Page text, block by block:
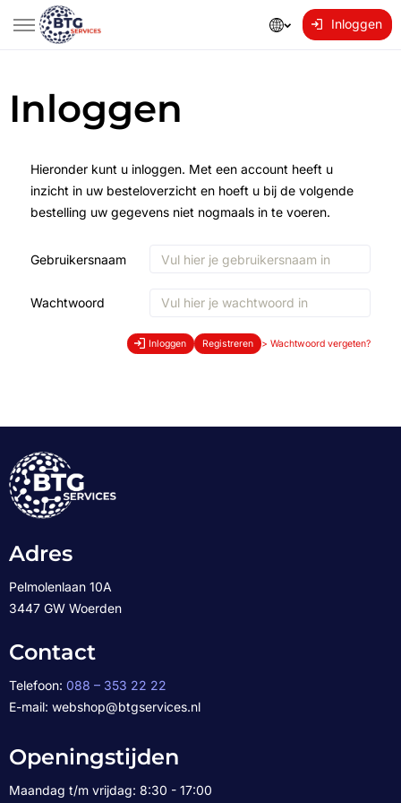
Inloggen
Inloggen
Hieronder kunt u inloggen. Met een account heeft u
inzicht in uw besteloverzicht en hoeft u bij de volgende
bestelling uw gegevens niet nogmaals in te voeren.
Gebruikersnaam
Wachtwoord
Inloggen Registreren > Wachtwoord vergeten?
Adres
Pelmolenlaan 10A
3447 GW Woerden
Contact
Telefoon: 088 – 353 22 22
E-mail: webshop@btgservices.nl
Openingstijden
Maandag t/m vrijdag: 8:30 - 17:00